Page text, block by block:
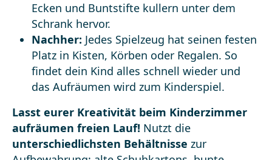
Ecken und Buntstifte kullern unter dem
Schrank hervor.
Nachher: Jedes Spielzeug hat seinen festen
Platz in Kisten, Körben oder Regalen. So
findet dein Kind alles schnell wieder und
das Aufräumen wird zum Kinderspiel.
Lasst eurer Kreativität beim Kinderzimmer
aufräumen freien Lauf! Nutzt die
unterschiedlichsten Behältnisse zur